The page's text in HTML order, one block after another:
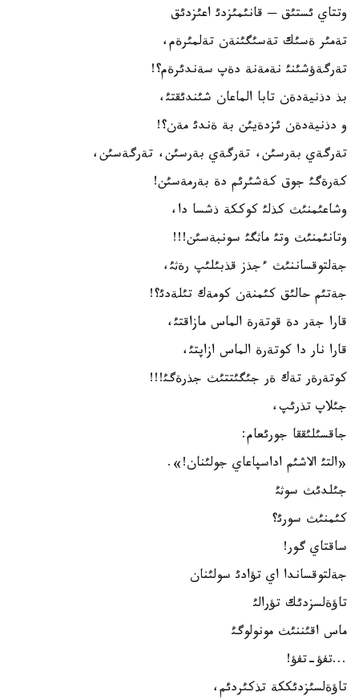
وتتاي ئستئق ─ قانئمئزدئ اعئزدئق
تةمئر ةسئك تةسئگئنةن تةلمئرةم،
تةرگةؤشئنئ نةمةنة دةپ سةندئرةم؟!
بذ دذنيةدةن تابا الماعان شئندئقتئ،
و دذنيةدةن ئزدةيئن بة ةندئ مةن؟!
تةرگةي بةرسئن، تةرگةي بةرسئن، تةرگةسئن،
كةرةگئ جوق كةشئرئم دة بةرمةسئن!
وشاعئمنئث كذلئ كوككة ذشسا دا،
وتانئمنئث وتئ ماثگئ سونبةسئن!!!
جةلتوقساننئث ءجذز قذبئلئپ رةثئ،
جةتئم حالئق كئمنةن كومةك تئلةدئ؟!
قارا جةر دة قوتةرة الماس مازاقتئ،
قارا نار دا كوتةرة الماس ازاپتئ،
كوتةرةر تةك ةر جئگئتتئث جذرةگئ!!!
جئلاپ تذرئپ،
جاقسئلئققا جورئعام:
«التئ الاشئم اداسپاعاي جولئنان!».
جئلدئث سوثئ
كئمنئث سورئ؟
ساقتاي گور!
جةلتوقساندا اي تؤادئ سولئنان
تاؤةلسزدئك تؤرالئ
ماس اقئننئث مونولوگئ
...تفؤ-تفؤ!
تاؤةلسئزدئككة تذكئردئم،